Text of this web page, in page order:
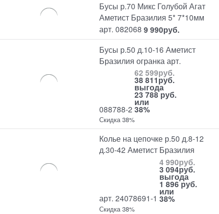
Бусы р.70 Микс Голубой Агат
Аметист Бразилия 5* 7*10мм
арт. 082068 9 990руб.
Бусы р.50 д.10-16 Аметист
Бразилия огранка арт.
088788-2
62 599руб.
38 811руб.
выгода
23 788 руб.
или
38%
Скидка 38%
Колье на цепочке р.50 д.8-12
д.30-42 Аметист Бразилия
арт. 24078691-1
4 990руб.
3 094руб.
выгода
1 896 руб.
или
38%
Скидка 38%